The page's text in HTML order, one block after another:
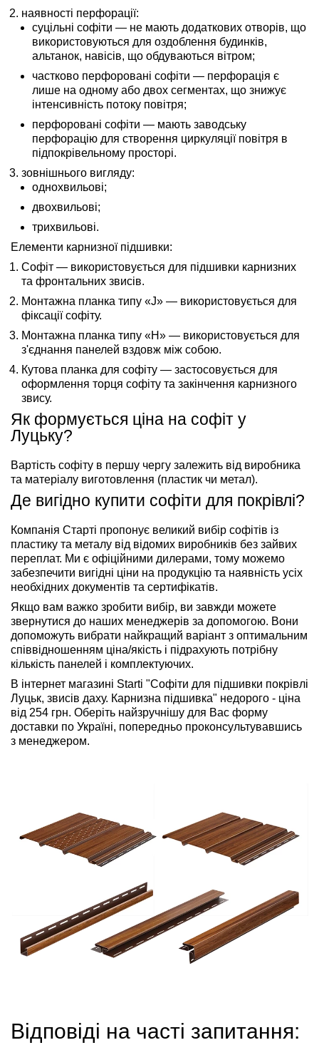
наявності перфорації:
суцільні софіти — не мають додаткових отворів, що
використовуються для оздоблення будинків,
альтанок, навісів, що обдуваються вітром;
частково перфоровані софіти — перфорація є
лише на одному або двох сегментах, що знижує
інтенсивність потоку повітря;
перфоровані софіти — мають заводську
перфорацію для створення циркуляції повітря в
підпокрівельному просторі.
зовнішнього вигляду:
однохвильові;
двохвильові;
трихвильові.
Елементи карнизної підшивки:
Софіт — використовується для підшивки карнизних
та фронтальних звисів.
Монтажна планка типу «J» — використовується для
фіксації софіту.
Монтажна планка типу «H» — використовується для
з'єднання панелей вздовж між собою.
Кутова планка для софіту — застосовується для
оформлення торця софіту та закінчення карнизного
звису.
Як формується ціна на софіт у
Луцьку?
Вартість софіту в першу чергу залежить від виробника
та матеріалу виготовлення (пластик чи метал).
Де вигідно купити софіти для покрівлі?
Компанія Старті пропонує великий вибір софітів із
пластику та металу від відомих виробників без зайвих
переплат. Ми є офіційними дилерами, тому можемо
забезпечити вигідні ціни на продукцію та наявність усіх
необхідних документів та сертифікатів.
Якщо вам важко зробити вибір, ви завжди можете
звернутися до наших менеджерів за допомогою. Вони
допоможуть вибрати найкращий варіант з оптимальним
співвідношенням ціна/якість і підрахують потрібну
кількість панелей і комплектуючих.
В інтернет магазині Starti "Софіти для підшивки покрівлі
Луцьк, звисів даху. Карнизна підшивка" недорого - ціна
від 254 грн. Оберіть найзручнішу для Вас форму
доставки по Україні, попередньо проконсультувавшись
з менеджером.
Відповіді на часті запитання: